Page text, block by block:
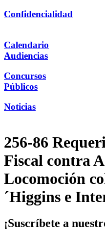
Confidencialidad
Calendario
Audiencias
Concursos
Públicos
Noticias
256-86
Fiscal contra
Locomoción
´Higgins e
¡Suscríbete a